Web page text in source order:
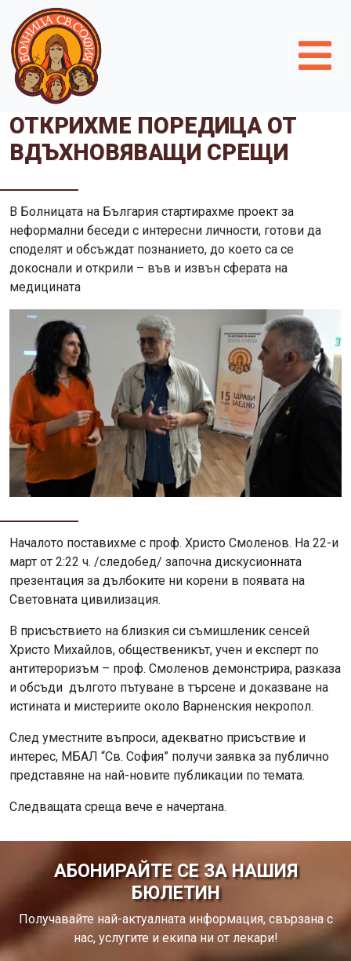
ОТКРИХМЕ ПОРЕДИЦА ОТ
ВДЪХНОВЯВАЩИ СРЕЩИ
В Болницата на България стартирахме проект за
неформални беседи с интересни личности, готови да
споделят и обсъждат познанието, до което са се
докоснали и открили – във и извън сферата на
медицината
Началото поставихме с проф. Христо Смоленов. На 22-и
март от 2:22 ч. /следобед/ започна дискусионната
презентация за дълбоките ни корени в появата на
Световната цивилизация.
В присъствието на близкия си съмишленик сенсей
Христо Михайлов, общественикът, учен и експерт по
антитероризъм – проф. Смоленов демонстрира, разказа
и обсъди дългото пътуване в търсене и доказване на
истината и мистериите около Варненския некропол.
След уместните въпроси, адекватно присъствие и
интерес, МБАЛ “Св. София” получи заявка за публично
представяне на най-новите публикации по темата.
Следващата среща вече е начертана.
АБОНИРАЙТЕ СЕ ЗА НАШИЯ
БЮЛЕТИН
Получавайте най-актуалната информация, свързана с
нас, услугите и екипа ни от лекари!